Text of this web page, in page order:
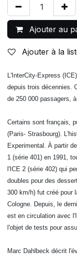
Ajouter au
Ajouter à la
L'InterCity-Express
depuis trois décennies.
de 250 000 passagers,
Certains sont français,
(Paris- Strasbourg).
Experimental. À partir
1 (série 401) en 1991,
l'ICE 2 (série 402) qui
doubles pour des
300 km/h) fut créé pour
Cologne. Depuis, le
est en circulation avec
l'objet de tests pour
Marc Dahlbeck décrit